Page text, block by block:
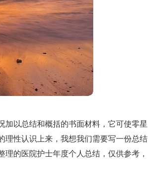
加以总结和概括的书面材料，它可使零星
理性认识上来，我想我们需要写一份总结
的医院护士年度个人总结，仅供参考，